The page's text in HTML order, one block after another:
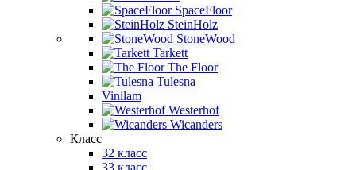
SpaceFloor
SteinHolz
StoneWood
Tarkett
The Floor
Tulesna
Vinilam
Westerhof
Wicanders
Класс
32 класс
33 класс